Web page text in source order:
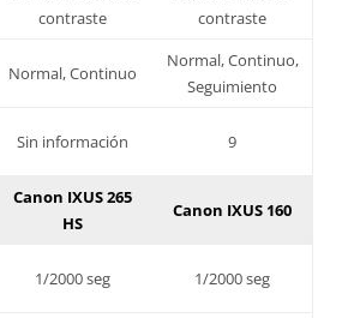
contraste
contraste
Normal, Continuo
Normal, Continuo,
Seguimiento
Sin información 9
Canon IXUS 265
HS
Canon IXUS 160
1/2000 seg 1/2000 seg